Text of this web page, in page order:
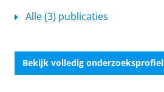
Alle (3) publicaties
Bekijk volledig onderzoeksprofiel